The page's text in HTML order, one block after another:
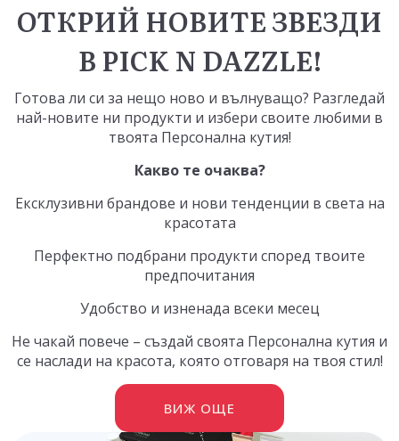
ОТКРИЙ НОВИТЕ ЗВЕЗДИ
В PICK N DAZZLE!
Готова ли си за нещо ново и вълнуващо? Разгледай
най-новите ни продукти и избери своите любими в
твоята Персонална кутия!
Какво те очаква?
Ексклузивни брандове и нови тенденции в света на
красотата
Перфектно подбрани продукти според твоите
предпочитания
Удобство и изненада всеки месец
Не чакай повече – създай своята Персонална кутия и
се наслади на красота, която отговаря на твоя стил!
ВИЖ ОЩЕ